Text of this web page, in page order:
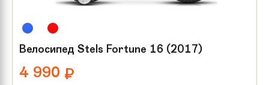
Велосипед Stels Fortune 16 (2017)
4 990 ₽